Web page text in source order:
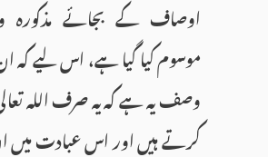
اوصاف کے بجائے
موسوم کیا گیا ہے، اس لیے کہ
وصف یہ ہے کہ یہ صرف اللہ
کرتے ہیں اور اس عبادت میں